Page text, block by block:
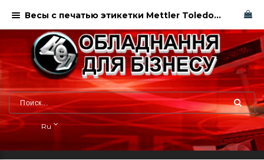
Ru
Весы с печатью этикетки Mettler Toledo bPlus